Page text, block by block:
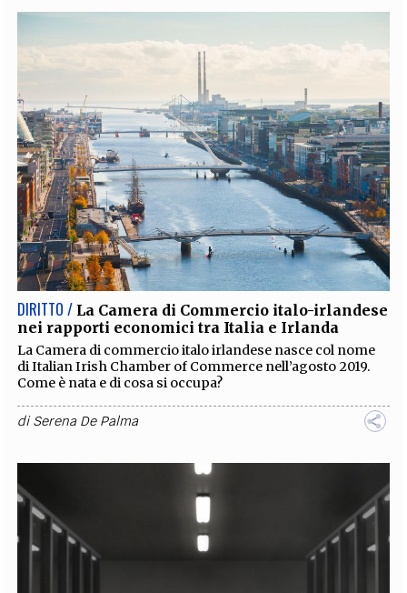
DIRITTO / La Camera di Commercio italo-irlandese
nei rapporti economici tra Italia e Irlanda
La Camera di commercio italo irlandese nasce col nome
di Italian Irish Chamber of Commerce nell’agosto 2019.
Come è nata e di cosa si occupa?
diSerena De Palma